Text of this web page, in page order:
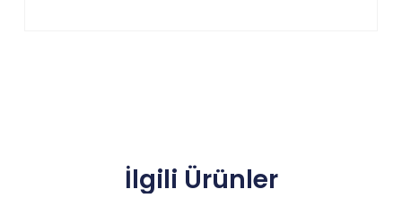
İlgili Ürünler